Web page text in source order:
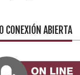
CONEXIÓN ABIERTA